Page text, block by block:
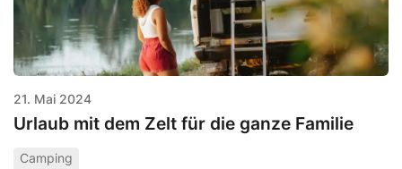
21. Mai 2024
Urlaub mit dem Zelt für die ganze Familie
Camping